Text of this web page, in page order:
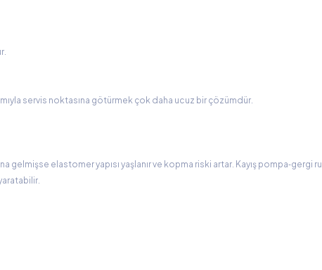
servis noktasına götürmek çok daha ucuz bir çözümdür.
gelmişse elastomer yapısı yaşlanır ve kopma riski artar. Kayış pompa‑gergi